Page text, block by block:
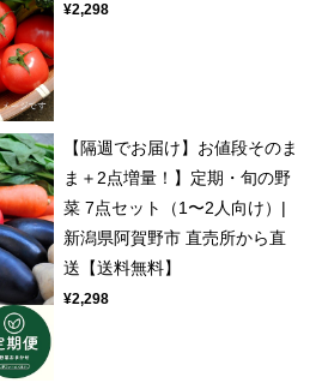
¥2,298
【隔週でお届け】お値段そのま
ま＋2点増量！】定期・旬の野
菜 7点セット（1〜2人向け）|
新潟県阿賀野市 直売所から直
送【送料無料】
¥2,298